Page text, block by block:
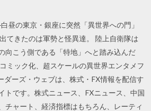
の東京・銀座に突然「異世界への門」
てきたのは軍勢と怪異達。 陸上自衛隊は
向こう側である「特地」へと踏み込んだ
ック化、超スケールの異世界エンタメフ
ダーズ・ウェブは、株式・FX情報を配信す
トです。株式ニュース、FXニュース、中国
チャート、経済指標はもちろん、レーティ